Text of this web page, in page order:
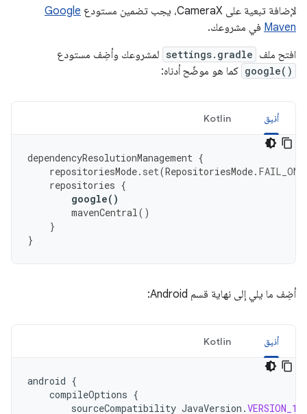
لإضافة تبعية على CameraX، يجب تضمين مستودع
Google
Maven في مشروعك.
افتح ملف settings.gradle لمشروعك وأضِف مستودع
google() كما هو موضّح أدناه:
أنيق Kotlin
dependencyResolutionManagement {
repositoriesMode. set(RepositoriesMode.
repositories {
google()
mavenCentral()
}
}
أضِف ما يلي إلى نهاية قسم Android:
أنيق Kotlin
android {
compileOptions {
sourceCompatibility JavaVersion .